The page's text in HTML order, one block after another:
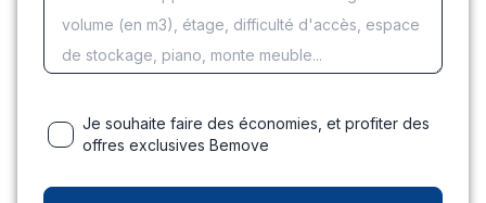
Je souhaite faire des économies, et profiter des
offres exclusives Bemove